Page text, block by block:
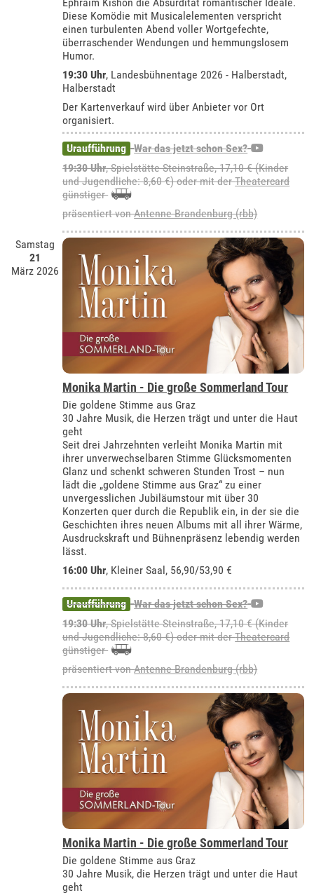
Diese Komödie mit Musicalelementen verspricht
einen turbulenten Abend voller Wortgefechte,
überraschender Wendungen und hemmungslosem
Humor.
19:30 Uhr, Landesbühnentage 2026 - Halberstadt,
Halberstadt
Der Kartenverkauf wird über Anbieter vor Ort
organisiert.
Uraufführung War das jetzt schon Sex?
19:30 Uhr, Spielstätte Steinstraße, 17,10 € (Kinder
und Jugendliche: 8,60 €) oder mit derTheatercard
günstiger
präsentiert vonAntenne Brandenburg (rbb)
Samstag
21
März 2026
Monika Martin - Die große Sommerland Tour
Die goldene Stimme aus Graz
30 Jahre Musik, die Herzen trägt und unter die Haut
geht
Seit drei Jahrzehnten verleiht Monika Martin mit
ihrer unverwechselbaren Stimme Glücksmomenten
Glanz und schenkt schweren Stunden Trost – nun
lädt die „goldene Stimme aus Graz“ zu einer
unvergesslichen Jubiläumstour mit über 30
Konzerten quer durch die Republik ein, in der sie die
Geschichten ihres neuen Albums mit all ihrer Wärme,
Ausdruckskraft und Bühnenpräsenz lebendig werden
lässt.
16:00 Uhr, Kleiner Saal , 56,90/53,90 €
Uraufführung War das jetzt schon Sex?
19:30 Uhr, Spielstätte Steinstraße, 17,10 € (Kinder
und Jugendliche: 8,60 €) oder mit derTheatercard
günstiger
präsentiert vonAntenne Brandenburg (rbb)
Monika Martin - Die große Sommerland Tour
Die goldene Stimme aus Graz
30 Jahre Musik, die Herzen trägt und unter die Haut
geht